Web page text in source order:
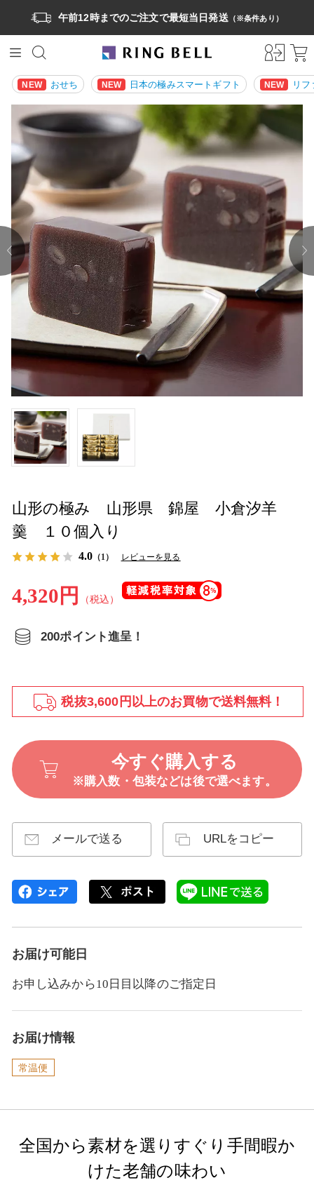
午前12時までのご注文で最短当日発送（※条件あり）
NEW おせち NEW 日本の極みスマートギフト NEW リ
prev
山形の極み 山形県 錦屋 小倉汐羊
羹 １０個入り
4.0 （1） レビューを見る
4,320円 （税込）
200ポイント進呈！
税抜3,600円以上のお買物で送料無料！
今すぐ購入する
※購入数・包装などは後で選べます。
メールで送る URLをコピー
お届け可能日
お申し込みから10日目以降のご指定日
お届け情報
常温便
全国から素材を選りすぐり手間暇か
けた老舗の味わい